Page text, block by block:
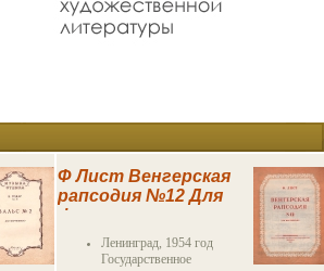
Ф Лист Венгерская
рапсодия №12 Для
фортепиано
Антикварное
издание
Ленинград, 1954 год
Государственное